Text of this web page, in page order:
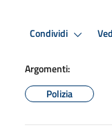
Condividi
Argomenti:
Polizia